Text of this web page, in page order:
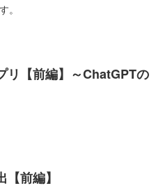
。
リ【前編】～ChatGPTの
前編】